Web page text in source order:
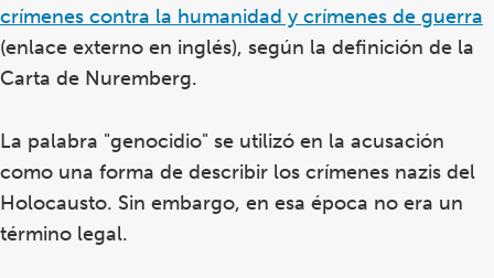
crímenes contra la humanidad y crímenes de guerra
(enlace externo en inglés), según la definición de la
Carta de Nuremberg.
La palabra "genocidio" se utilizó en la acusación
como una forma de describir los crímenes nazis del
Holocausto. Sin embargo, en esa época no era un
término legal.